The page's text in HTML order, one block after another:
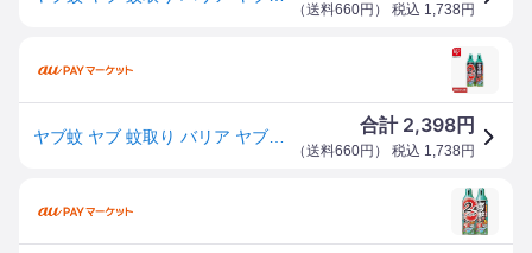
（送料660円 ） 税込 1,738 円
合計 2,398円
（送料660円 ） 税込 1,738 円